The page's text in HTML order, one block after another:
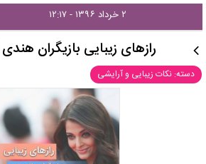
۲ خرداد ۱۳۹۶ - ۱۲:۱۷
رازهای زیبایی بازیگران
دسته: نکات زیبایی و آرایشی